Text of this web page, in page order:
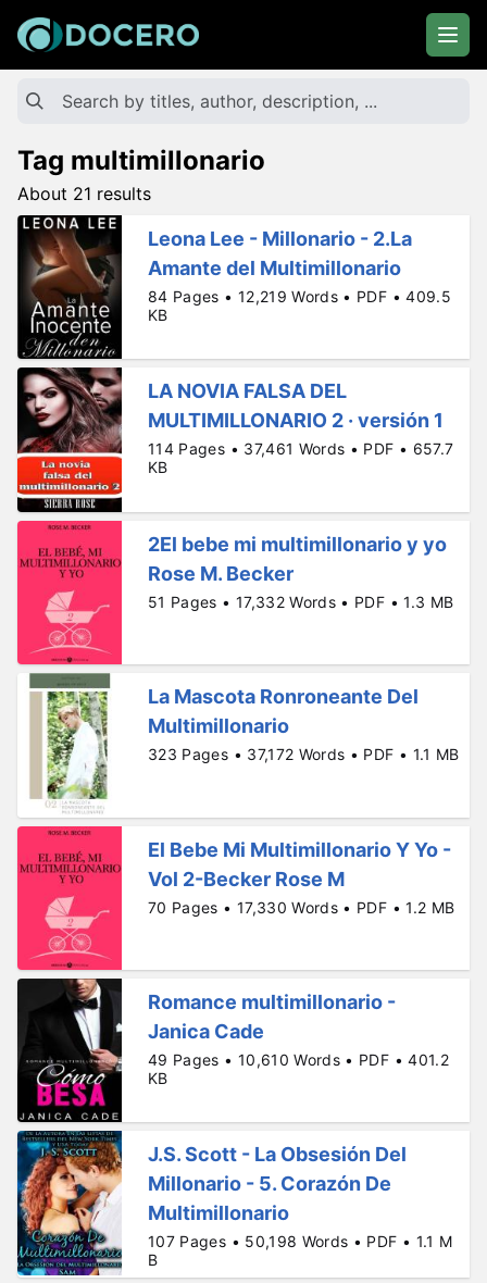
Tag multimillonario
About 21 results
Leona Lee - Millonario - 2.La
Amante del Multimillonario
84 Pages • 12,219 Words • PDF • 409.5
KB
LA NOVIA FALSA DEL
MULTIMILLONARIO 2 · versión 1
114 Pages • 37,461 Words • PDF • 657.7
KB
2El bebe mi multimillonario y yo
Rose M. Becker
51 Pages • 17,332 Words • PDF • 1.3 MB
La Mascota Ronroneante Del
Multimillonario
323 Pages • 37,172 Words • PDF • 1.1 MB
El Bebe Mi Multimillonario Y Yo -
Vol 2-Becker Rose M
70 Pages • 17,330 Words • PDF • 1.2 MB
Romance multimillonario -
Janica Cade
49 Pages • 10,610 Words • PDF • 401.2
KB
J.S. Scott - La Obsesión Del
Millonario - 5. Corazón De
Multimillonario
107 Pages • 50,198 Words • PDF • 1.1 M
B